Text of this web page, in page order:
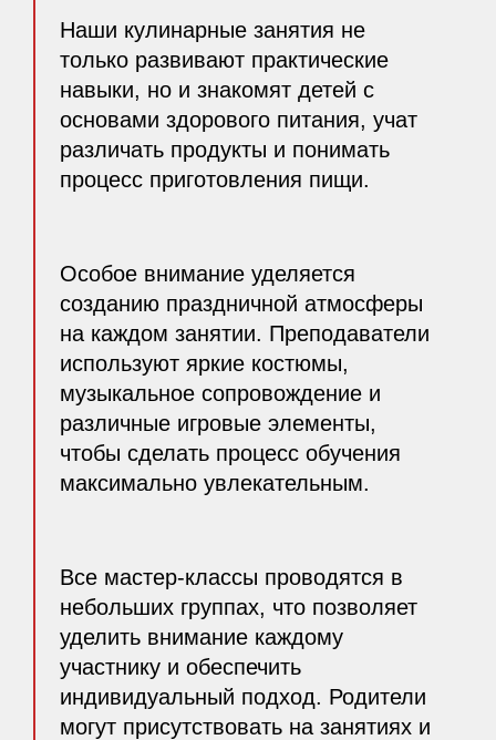
Наши кулинарные занятия не
только развивают практические
навыки, но и знакомят детей с
основами здорового питания, учат
различать продукты и понимать
процесс приготовления пищи.
Особое внимание уделяется
созданию праздничной атмосферы
на каждом занятии. Преподаватели
используют яркие костюмы,
музыкальное сопровождение и
различные игровые элементы,
чтобы сделать процесс обучения
максимально увлекательным.
Все мастер-классы проводятся в
небольших группах, что позволяет
уделить внимание каждому
участнику и обеспечить
индивидуальный подход. Родители
могут присутствовать на занятиях и